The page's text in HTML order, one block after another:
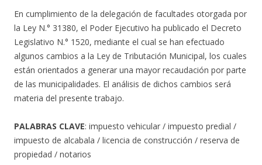
En cumplimiento de la delegación de facultades otorgada por
la Ley N.° 31380, el Poder Ejecutivo ha publicado el Decreto
Legislativo N.° 1520, mediante el cual se han efectuado
algunos cambios a la Ley de Tributación Municipal, los cuales
están orientados a generar una mayor recaudación por parte
de las municipalidades. El análisis de dichos cambios será
materia del presente trabajo.
PALABRAS CLAVE: impuesto vehicular / impuesto predial /
impuesto de alcabala / licencia de construcción / reserva de
propiedad / notarios